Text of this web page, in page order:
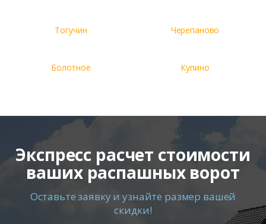
Тогучин Черепаново
Болотное Купино
Экспресс расчет стоимости
ваших распашных ворот
Оставьте заявку и узнайте размер вашей
скидки!